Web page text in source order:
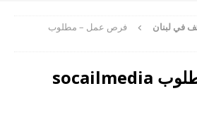
في لبنان
فرص عمل – مطلوب
فرص عمل – مطلوب socailmedia